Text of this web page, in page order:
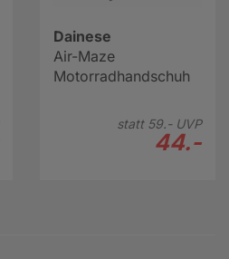
Dainese
Air-Maze
Motorradhandschuh
statt 59.-UVP
44.-